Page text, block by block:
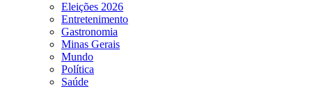
Eleições 2026
Entretenimento
Gastronomia
Minas Gerais
Mundo
Política
Saúde